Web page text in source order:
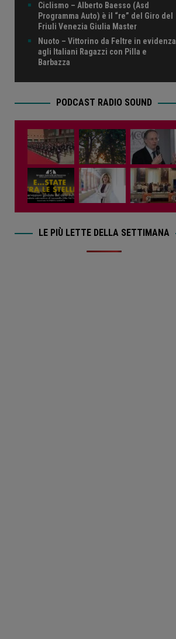
Ciclismo – Alberto Baesso (Asd
Programma Auto) è il “re” del Giro del
Friuli Venezia Giulia Master
Nuoto – Vittorino da Feltre in evidenza
agli Italiani Ragazzi con Pilla e
Barbazza
PODCAST RADIO SOUND
LE PIÙ LETTE DELLA SETTIMANA